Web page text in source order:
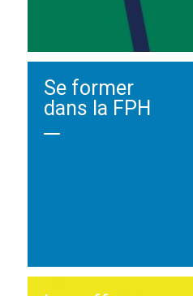
Se former
dans la FPH